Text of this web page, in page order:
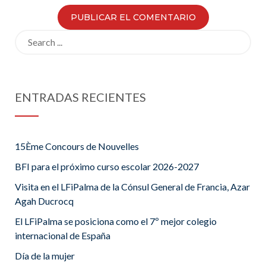
ENTRADAS RECIENTES
15Ème Concours de Nouvelles
BFI para el próximo curso escolar 2026-2027
Visita en el LFiPalma de la Cónsul General de Francia, Azar
Agah Ducrocq
El LFiPalma se posiciona como el 7º mejor colegio
internacional de España
Día de la mujer